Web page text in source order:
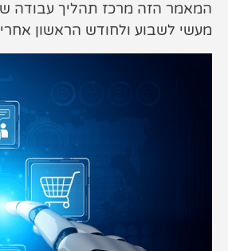
מעשי לשבוע ולחודש הראשון אחרי Migration ל-PMax.